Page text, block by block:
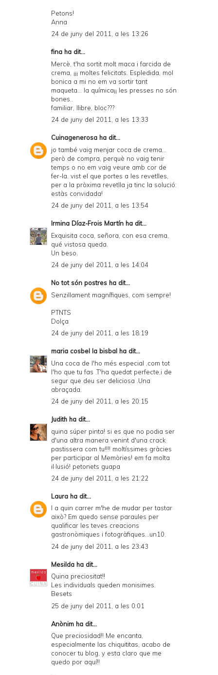
Petons!
Anna
24 de juny del 2011, a les 13:26
fina ha dit...
Mercè, t'ha sortit molt maca i farcida de
crema, ¡¡¡ moltes felicitats. Espledida, mol
bonica a mi no em va sortir tant
maqueta... la química¡¡ les presses no són
bones..
familiar, llibre, bloc???
24 de juny del 2011, a les 13:33
Cuinagenerosa ha dit...
jo també vaig menjar coca de crema...
però de compra, perquè no vaig tenir
temps o no em vaig veure amb cor de
fer-la. vist el que portes a les revetlles,
per a la pròxima revetlla ja tinc la solució:
estàs convidada!
24 de juny del 2011, a les 13:54
Irmina Díaz-Frois Martín ha dit...
Exquisita coca, señora, con esa crema,
qué vistosa queda.
Un beso.
24 de juny del 2011, a les 14:04
No tot són postres ha dit...
Senzillament magnífiques, com sempre!
PTNTS
Dolça
24 de juny del 2011, a les 18:19
maria cosbel la bisbal ha dit...
Una coca de l'ho més especial ,com tot
l'ho que tu fas .T'ha quedat perfecte,i de
segur que deu ser deliciosa .Una
abraçada.
24 de juny del 2011, a les 20:15
Judith ha dit...
quina súper pinta! si es que no podia ser
d'una altra manera venint d'una crack
pastissera com tu!!!! moltíssimes gràcies
per participar al Memòries! em fa molta
il·lusió! petonets guapa
24 de juny del 2011, a les 21:22
Laura ha dit...
I a quin carrer m'he de mudar per tastar
això? Em quedo sense paraules per
qualificar les teves creacions
gastronòmiques i fotogràfiques...un10.
24 de juny del 2011, a les 23:43
Mesilda ha dit...
Quina preciositat!!
Les individuals queden monisimes.
Besets
25 de juny del 2011, a les 0:01
Anònim ha dit...
Que preciosidad!! Me encanta,
especialmente las chiquititas, acabo de
conocer tu blog, y esta claro que me
quedo por aquí!!